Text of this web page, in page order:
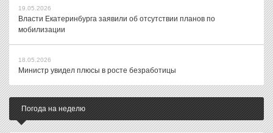
19.05.2026
Власти Екатеринбурга заявили об отсутствии планов по
мобилизации
18.05.2026
Министр увидел плюсы в росте безработицы
Погода на неделю